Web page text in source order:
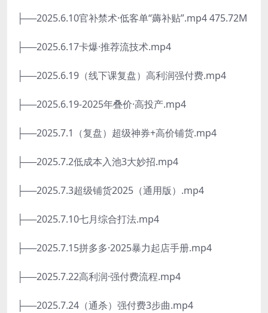
├──2025.6.10官补禁术·低客单“薅补贴”.mp4 475.72M
├──2025.6.17卡爆·推荐流技术.mp4
├──2025.6.19（线下课复盘）高利润强付费.mp4
├──2025.6.19-2025年叠价·高投产.mp4
├──2025.7.1（复盘）超级神券+高价铺货.mp4
├──2025.7.2低成本入池3大妙招.mp4
├──2025.7.3超级铺货2025（通用版）.mp4
├──2025.7.10七月综合打法.mp4
├──2025.7.15拼多多·2025暴力起店手册.mp4
├──2025.7.22高利润·强付费流程.mp4
├──2025.7.24（通杀）强付费3步曲.mp4